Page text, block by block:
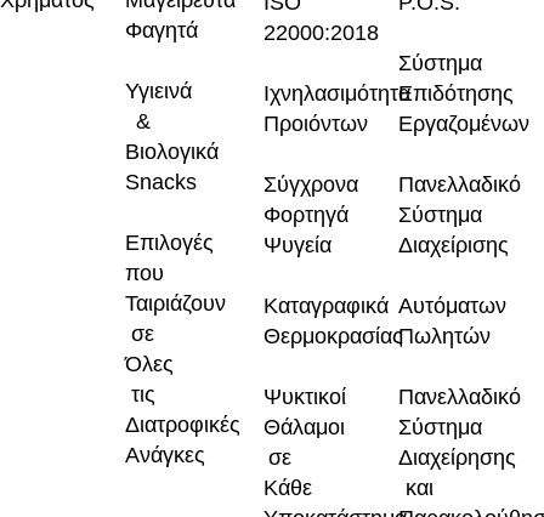
Φαγητά
Υγιεινά
&
Βιολογικά
Snacks
Επιλογές
που
Ταιριάζουν
σε
Όλες
τις
Διατροφικές
Ανάγκες
22000:2018
Ιχνηλασιμότητα
Προιόντων
Σύγχρονα
Φορτηγά
Ψυγεία
Καταγραφικά
Θερμοκρασίας
Ψυκτικοί
Θάλαμοι
σε
Κάθε
Σύστημα
Επιδότησης
Εργαζομένων
Πανελλαδικό
Σύστημα
Διαχείρισης
Αυτόματων
Πωλητών
Πανελλαδικό
Σύστημα
Διαχείρησης
και